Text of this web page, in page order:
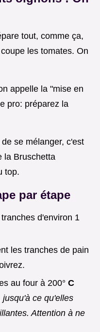
tout, comme ça,
les tomates. On
appelle la "mise en
pro: préparez la
se mélanger, c'est
la Bruschetta
top.
par étape
d'environ 1
les tranches de pain
au four à 200° C
jusqu'à ce qu'elles
Attention à ne